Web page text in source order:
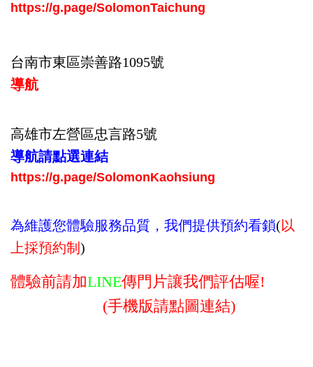
https://g.page/SolomonTaichung
台南市東區崇善路1095號
導航
高雄市左營區忠言路5號
導航請點選連結
https://g.page/SolomonKaohsiung
為維護您體驗服務品質，我們提供預約看鎖(以
上採預約制 )
體驗前請加LINE傳門片讓我們評估喔!
(手機版請點圖連結)